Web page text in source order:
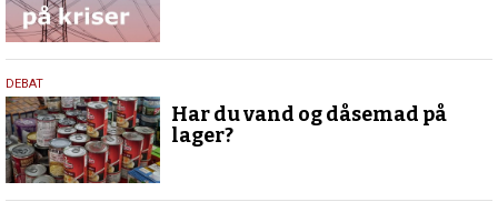
20.
juni
2024
DEBAT
Har du vand og dåsemad på
lager?